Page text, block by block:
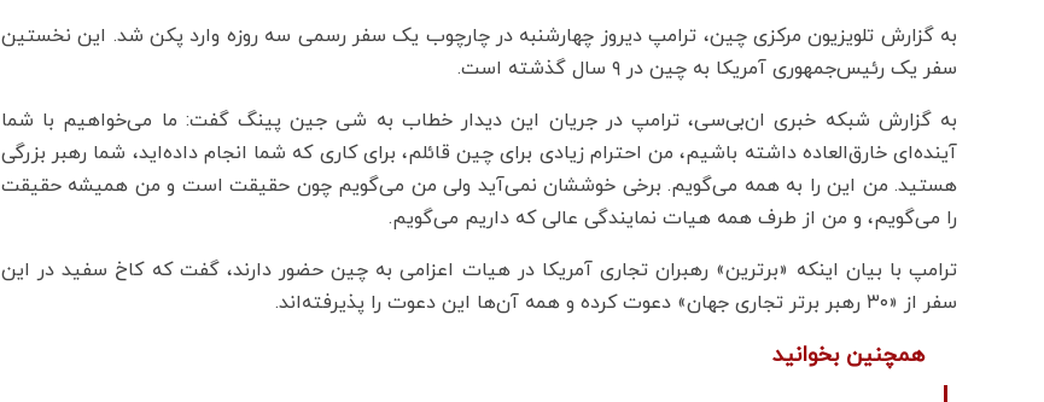
به گزارش تلویزیون مرکزی چین، ترامپ دیروز چهارشنبه در چارچوب یک سفر رسمی سه روزه وارد پکن شد. این نخستین
سفر یک رئیس‌جمهوری آمریکا به چین در ۹ سال گذشته است.
به گزارش شبکه خبری ان‌بی‌سی، ترامپ در جریان این دیدار خطاب به شی جین پینگ گفت: ما می‌خواهیم با شما
آینده‌ای خارق‌العاده داشته باشیم، من احترام زیادی برای چین قائلم، برای کاری که شما انجام داده‌اید، شما رهبر بزرگی
هستید. من این را به همه می‌گویم. برخی خوششان نمی‌آید ولی من می‌گویم چون حقیقت است و من همیشه حقیقت
را می‌گویم، و من از طرف همه هیات نمایندگی عالی‌ که داریم می‌گویم.
ترامپ با بیان اینکه «برترین» رهبران تجاری آمریکا در هیات اعزامی به چین حضور دارند، گفت که کاخ سفید در این
سفر از «۳۰ رهبر برتر تجاری جهان» دعوت کرده و همه آن‌ها این دعوت را پذیرفته‌اند.
همچنین بخوانید